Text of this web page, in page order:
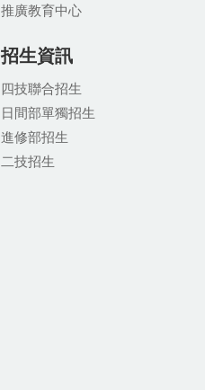
推廣教育中心
招生資訊
四技聯合招生
日間部單獨招生
進修部招生
二技招生